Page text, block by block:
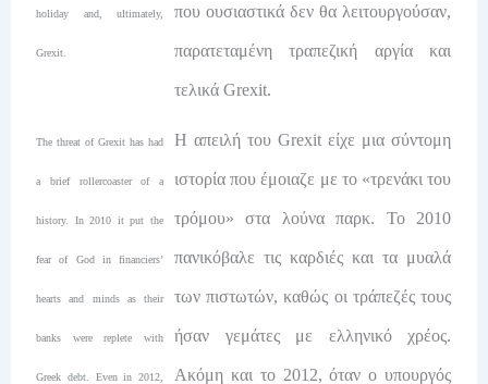
holiday and, ultimately,
Grexit.
που ουσιαστικά δεν θα λειτουργούσαν,
παρατεταμένη τραπεζική αργία και
τελικά Grexit.
The threat of Grexit has had
a brief rollercoaster of a
history. In 2010 it put the
fear of God in financiers’
hearts and minds as their
banks were replete with
Greek debt. Even in 2012,
Η απειλή του Grexit είχε μια σύντομη
ιστορία που έμοιαζε με το «τρενάκι του
τρόμου» στα λούνα παρκ. Το 2010
πανικόβαλε τις καρδιές και τα μυαλά
των πιστωτών, καθώς οι τράπεζές τους
ήσαν γεμάτες με ελληνικό χρέος.
Ακόμη και το 2012, όταν ο υπουργός